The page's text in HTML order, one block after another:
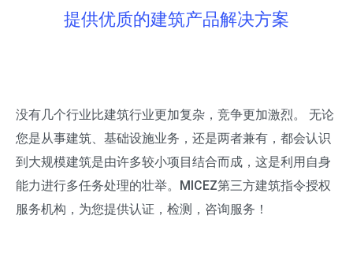
提供优质的建筑产品解决方案
没有几个行业比建筑行业更加复杂，竞争更加激烈。 无论
您是从事建筑、基础设施业务，还是两者兼有，都会认识
到大规模建筑是由许多较小项目结合而成，这是利用自身
能力进行多任务处理的壮举。MICEZ第三方建筑指令授权
服务机构，为您提供认证，检测，咨询服务！